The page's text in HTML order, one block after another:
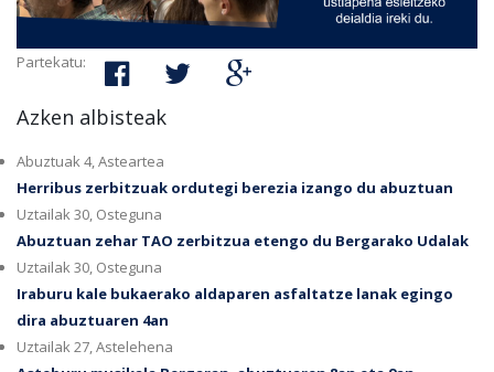
Partekatu:
Azken albisteak
Abuztuak 4, Asteartea
Herribus zerbitzuak ordutegi berezia izango du abuztuan
Uztailak 30, Osteguna
Abuztuan zehar TAO zerbitzua etengo du Bergarako Udalak
Uztailak 30, Osteguna
Iraburu kale bukaerako aldaparen asfaltatze lanak egingo
dira abuztuaren 4an
Uztailak 27, Astelehena